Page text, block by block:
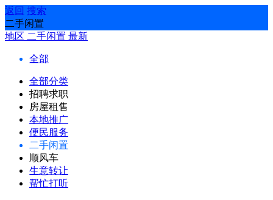
返回 搜索
二手闲置
地区 二手闲置 最新
全部
全部分类
招聘求职
房屋租售
本地推广
便民服务
二手闲置
顺风车
生意转让
帮忙打听